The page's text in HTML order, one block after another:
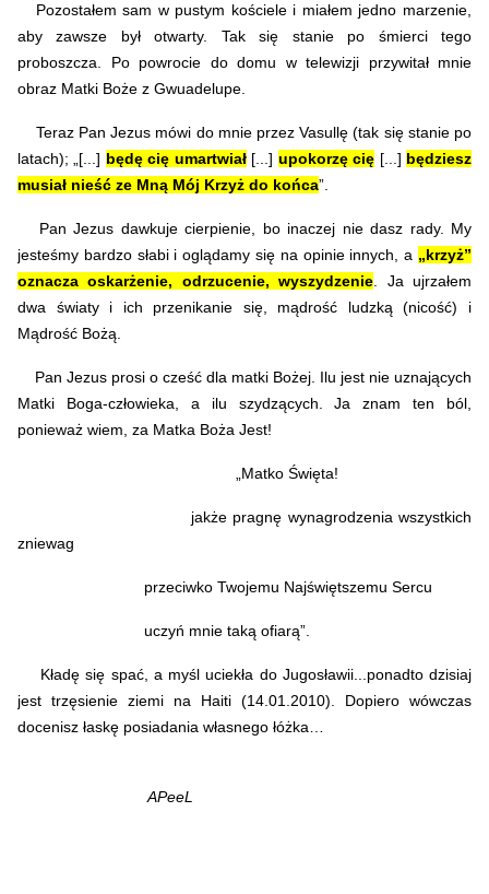
Pozostałem sam w pustym kościele i miałem jedno marzenie,
aby zawsze był otwarty. Tak się stanie po śmierci tego
proboszcza. Po powrocie do domu w telewizji przywitał mnie
obraz Matki Boże z Gwuadelupe.
Teraz Pan Jezus mówi do mnie przez Vasullę (tak się stanie po
latach); „[...] będę cię umartwiał[...] upokorzę cię [...] będziesz
musiał nieść ze Mną Mój Krzyż do końca”.
Pan Jezus dawkuje cierpienie, bo inaczej nie dasz rady. My
jesteśmy bardzo słabi i oglądamy się na opinie innych, a „krzyż”
oznacza oskarżenie, odrzucenie, wyszydzenie . Ja ujrzałem
dwa światy i ich przenikanie się, mądrość ludzką (nicość) i
Mądrość Bożą.
Pan Jezus prosi o cześć dla matki Bożej. Ilu jest nie uznających
Matki Boga-człowieka, a ilu szydzących. Ja znam ten ból,
ponieważ wiem, za Matka Boża Jest!
„Matko Święta!
jakże pragnę wynagrodzenia wszystkich
zniewag
przeciwko Twojemu Najświętszemu Sercu
uczyń mnie taką ofiarą”.
Kładę się spać, a myśl uciekła do Jugosławii...ponadto dzisiaj
jest trzęsienie ziemi na Haiti (14.01.2010). Dopiero wówczas
docenisz łaskę posiadania własnego łóżka…
APeeL